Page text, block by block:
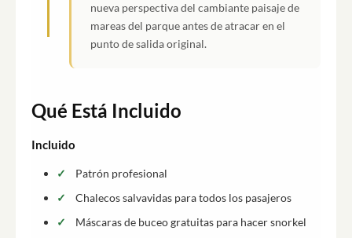
nueva perspectiva del cambiante paisaje de
mareas del parque antes de atracar en el
punto de salida original.
Qué Está Incluido
Incluido
Patrón profesional
Chalecos salvavidas para todos los pasajeros
Máscaras de buceo gratuitas para hacer snorkel